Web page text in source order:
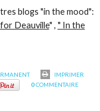
blogs "in the mood":
Deauville" , " In the
IMPRIMER
0COMMENTAIRE